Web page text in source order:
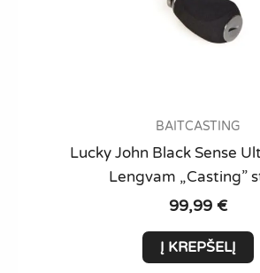
BAITCASTING
Lucky John Black Sense
Lengvam „Casting”
99,99 €
Į KREPŠELĮ